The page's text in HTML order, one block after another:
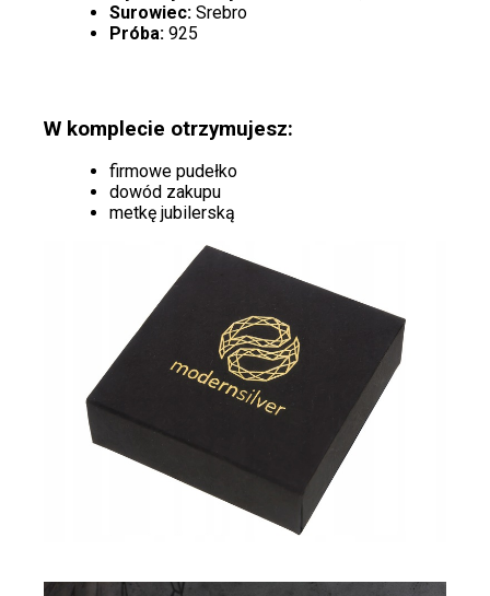
Surowiec: Srebro
Próba: 925
W komplecie otrzymujesz:
firmowe pudełko
dowód zakupu
metkę jubilerską